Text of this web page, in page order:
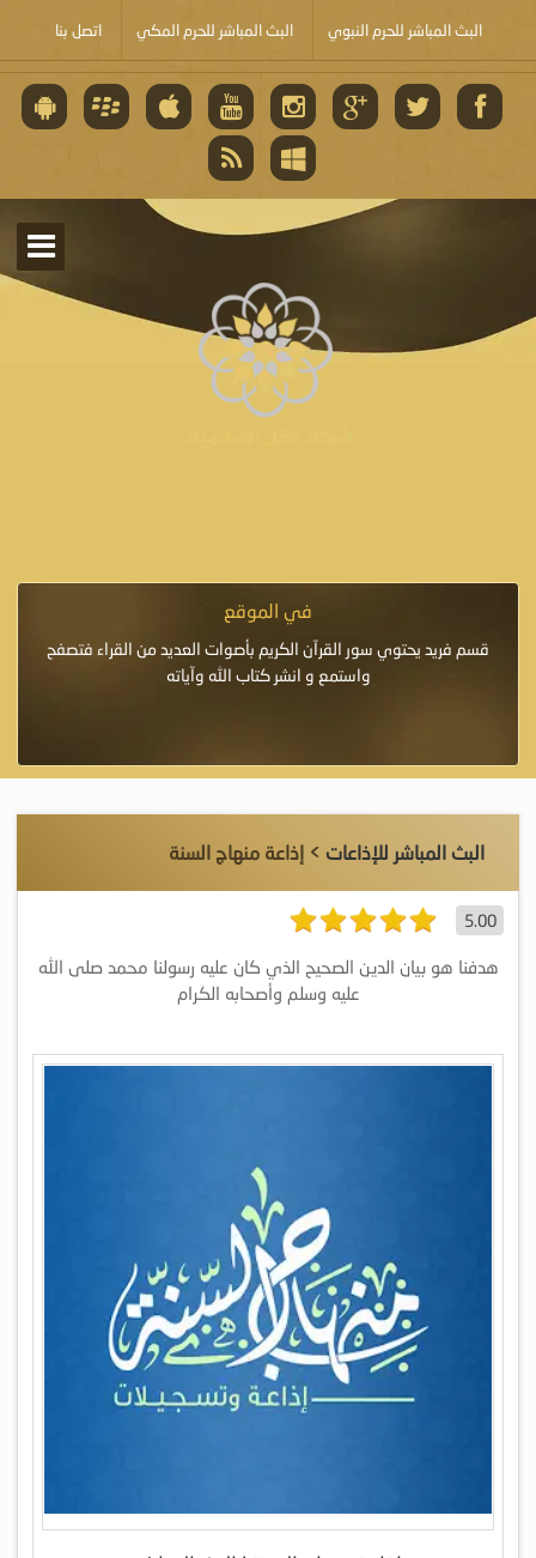
البث المباشر للحرم النبوي البث المباشر للحرم المكي اتصل بنا
في الموقع
قسم فريد يحتوي سور القرآن الكريم بأصوات العديد من القراء فتصفح
واستمع و انشر كتاب الله وآياته
البث المباشر للإذاعات > إذاعة منهاج السنة
5.00
هدفنا هو بيان الدين الصحيح الذي كان عليه رسولنا محمد صلى الله
عليه وسلم وأصحابه الكرام